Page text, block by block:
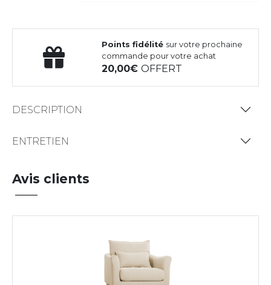
Points fidélité sur votre prochaine
commande pour votre achat
20,00OFFERT
DESCRIPTION
ENTRETIEN
Avis clients